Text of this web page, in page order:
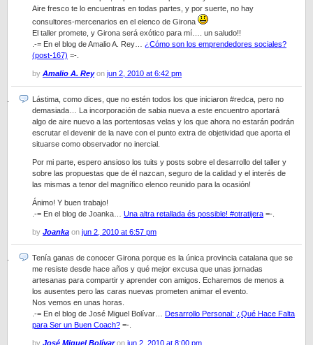
Aire fresco te lo encuentras en todas partes, y por suerte, no hay
consultores-mercenarios en el elenco de Girona
El taller promete, y Girona será exótico para mí…. un saludo!!
.-= En el blog de Amalio A. Rey… ¿Cómo son los emprendedores sociales?
(post-167) =-.
by Amalio A. Reyon jun 2, 2010 at 6:42 pm
Lástima, como dices, que no estén todos los que iniciaron #redca, pero no
demasiada… La incorporación de sabia nueva a este encuentro aportará
algo de aire nuevo a las portentosas velas y los que ahora no estarán podrán
escrutar el devenir de la nave con el punto extra de objetividad que aporta el
situarse como observador no inercial.
Por mi parte, espero ansioso los tuits y posts sobre el desarrollo del taller y
sobre las propuestas que de él nazcan, seguro de la calidad y el interés de
las mismas a tenor del magnífico elenco reunido para la ocasión!
Ánimo! Y buen trabajo!
.-= En el blog de Joanka… Una altra retallada és possible! #otratijera =-.
by Joanka on jun 2, 2010 at 6:57 pm
Tenía ganas de conocer Girona porque es la única provincia catalana que se
me resiste desde hace años y qué mejor excusa que unas jornadas
artesanas para compartir y aprender con amigos. Echaremos de menos a
los ausentes pero las caras nuevas prometen animar el evento.
Nos vemos en unas horas.
.-= En el blog de José Miguel Bolívar… Desarrollo Personal: ¿Qué Hace Falta
para Ser un Buen Coach? =-.
by José Miguel Bolívaron jun 2, 2010 at 8:00 pm